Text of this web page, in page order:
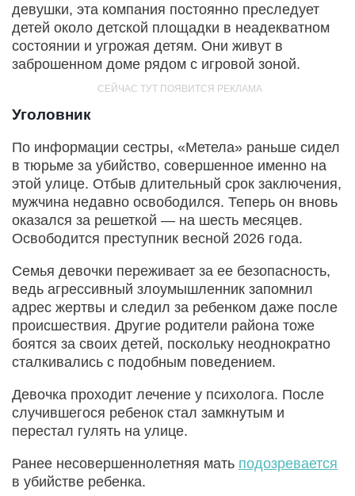
девушки, эта компания постоянно преследует
детей около детской площадки в неадекватном
состоянии и угрожая детям. Они живут в
заброшенном доме рядом с игровой зоной.
Уголовник
По информации сестры, «Метела» раньше сидел
в тюрьме за убийство, совершенное именно на
этой улице. Отбыв длительный срок заключения,
мужчина недавно освободился. Теперь он вновь
оказался за решеткой — на шесть месяцев.
Освободится преступник весной 2026 года.
Семья девочки переживает за ее безопасность,
ведь агрессивный злоумышленник запомнил
адрес жертвы и следил за ребенком даже после
происшествия. Другие родители района тоже
боятся за своих детей, поскольку неоднократно
сталкивались с подобным поведением.
Девочка проходит лечение у психолога. После
случившегося ребенок стал замкнутым и
перестал гулять на улице.
Ранее несовершеннолетняя мать подозревается
в убийстве ребенка.